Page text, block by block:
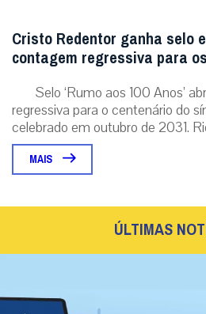
Cristo Redentor ganha selo
contagem regressiva para
Selo ‘Rumo aos 100 Anos’
regressiva para o centenário do
celebrado em outubro de 2031.
MAIS
ÚLTIMAS